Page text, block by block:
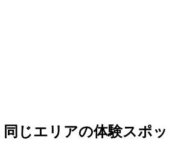
同じエリアの体験スポッ